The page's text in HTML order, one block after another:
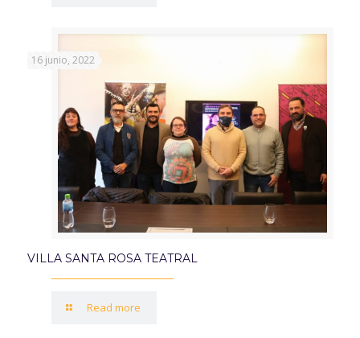
16 junio, 2022
VILLA SANTA ROSA TEATRAL
Read more